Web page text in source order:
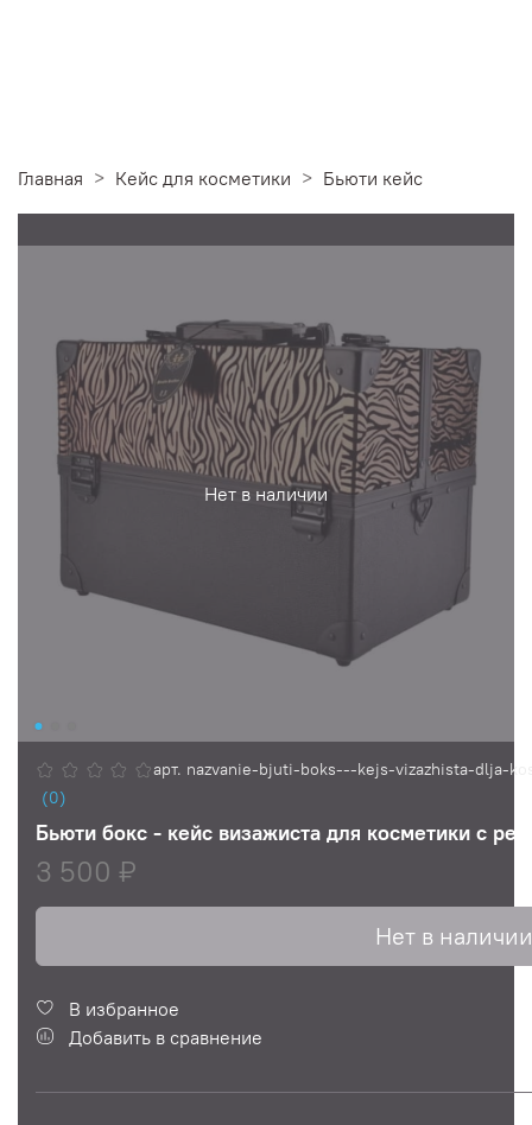
Главная Кейс для косметики Бьюти кейс
Нет в наличии
(0)
арт. nazvanie-bjuti-boks---kejs-vizazhista-dlja-
Бьюти бокс - кейс визажиста для косметики с
3 500 ₽
Нет в наличии
В избранное
Добавить в сравнение